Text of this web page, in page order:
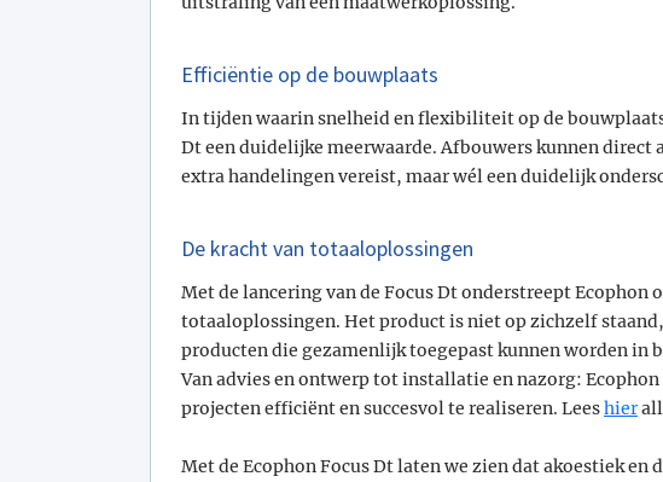
Efficiëntie op de bouwplaats
In tijden waarin snelheid en flexibiliteit op de
Dt een duidelijke meerwaarde. Afbouwers kunnen direct
extra handelingen vereist, maar wél een duidelijk
De kracht van totaaloplossingen
Met de lancering van de Focus Dt onderstreept
totaaloplossingen. Het product is niet op zichzelf
producten die gezamenlijk toegepast kunnen worden
Van advies en ontwerp tot installatie en nazorg:
projecten efficiënt en succesvol te realiseren. Leeshier
Met de Ecophon Focus Dt laten we zien dat akoestiek